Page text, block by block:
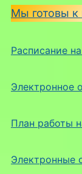
Мы готовы к
Расписание
Электронное
План работы
Электронные